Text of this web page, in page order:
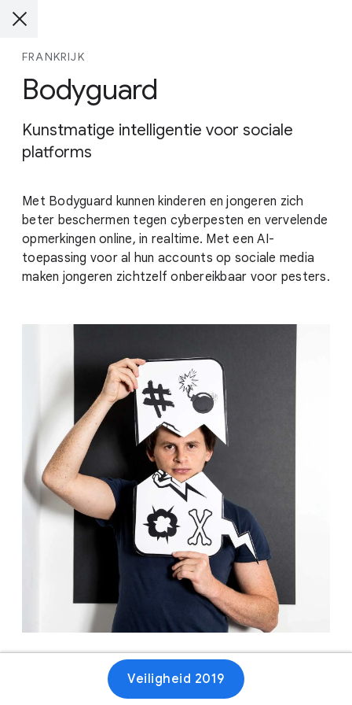
FRANKRIJK
Bodyguard
Kunstmatige intelligentie voor sociale
platforms
Met Bodyguard kunnen kinderen en jongeren zich
beter beschermen tegen cyberpesten en vervelende
opmerkingen online, in realtime. Met een AI-
toepassing voor al hun accounts op sociale media
maken jongeren zichtzelf onbereikbaar voor pesters.
Veiligheid 2019